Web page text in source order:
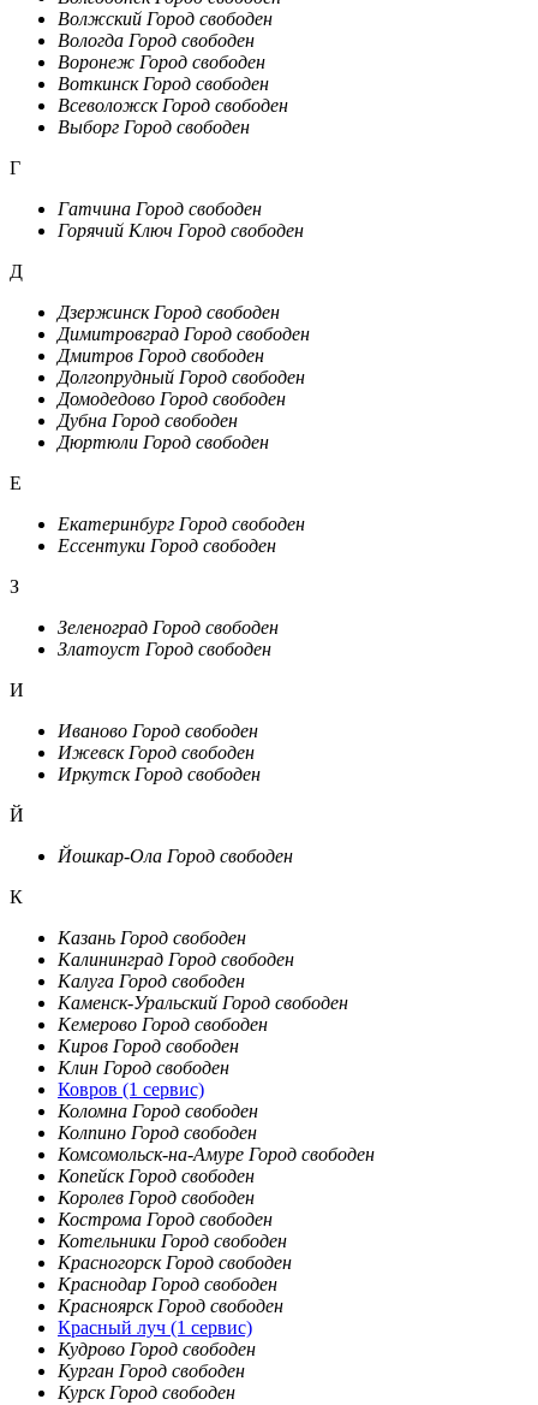
Волжский Город свободен
Вологда Город свободен
Воронеж Город свободен
Воткинск Город свободен
Всеволожск Город свободен
Выборг Город свободен
Г
Гатчина Город свободен
Горячий Ключ Город свободен
Д
Дзержинск Город свободен
Димитровград Город свободен
Дмитров Город свободен
Долгопрудный Город свободен
Домодедово Город свободен
Дубна Город свободен
Дюртюли Город свободен
Е
Екатеринбург Город свободен
Ессентуки Город свободен
З
Зеленоград Город свободен
Златоуст Город свободен
И
Иваново Город свободен
Ижевск Город свободен
Иркутск Город свободен
Й
Йошкар-Ола Город свободен
К
Казань Город свободен
Калининград Город свободен
Калуга Город свободен
Каменск-Уральский Город свободен
Кемерово Город свободен
Киров Город свободен
Клин Город свободен
Ковров (1 сервис)
Коломна Город свободен
Колпино Город свободен
Комсомольск-на-Амуре Город свободен
Копейск Город свободен
Королев Город свободен
Кострома Город свободен
Котельники Город свободен
Красногорск Город свободен
Краснодар Город свободен
Красноярск Город свободен
Красный луч (1 сервис)
Кудрово Город свободен
Курган Город свободен
Курск Город свободен